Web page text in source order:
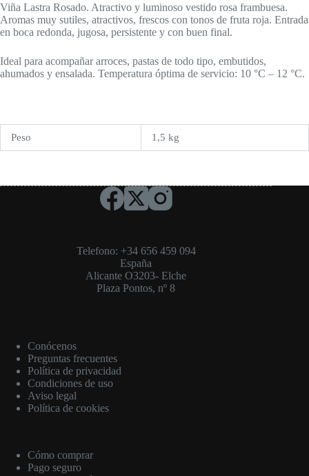
Viña Lastra Rosado. Atractivo y luminoso vestido rosa frambuesa.
Aromas muy sutiles, atractivos, frescos con tonos de fruta roja. Entrada
en boca redonda, jugosa, persistente y con buen final.
Ideal para acompañar arroces, pastas de todo tipo, embutidos,
ahumados y ensalada. Temperatura óptima de servicio: 10 °C – 12 °C.
Peso 1,5 kg
Telefono: +34 656 459 094
España
Alicante O3203- Elche
Plaza Pontos, nº 8
Conócenos
Preguntas frecuentes
Política de privacidad
Condiciones de uso
Aviso legal
Política de cookies
Cómo comprar
Pago seguro